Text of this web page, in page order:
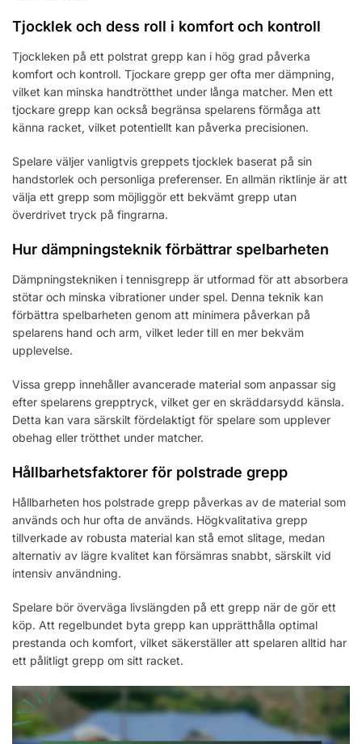
Tjocklek och dess roll i komfort och kontroll
Tjockleken på ett polstrat grepp kan i hög grad påverka
komfort och kontroll. Tjockare grepp ger ofta mer dämpning,
vilket kan minska handtrötthet under långa matcher. Men ett
tjockare grepp kan också begränsa spelarens förmåga att
känna racket, vilket potentiellt kan påverka precisionen.
Spelare väljer vanligtvis greppets tjocklek baserat på sin
handstorlek och personliga preferenser. En allmän riktlinje är att
välja ett grepp som möjliggör ett bekvämt grepp utan
överdrivet tryck på fingrarna.
Hur dämpningsteknik förbättrar spelbarheten
Dämpningstekniken i tennisgrepp är utformad för att absorbera
stötar och minska vibrationer under spel. Denna teknik kan
förbättra spelbarheten genom att minimera påverkan på
spelarens hand och arm, vilket leder till en mer bekväm
upplevelse.
Vissa grepp innehåller avancerade material som anpassar sig
efter spelarens grepptryck, vilket ger en skräddarsydd känsla.
Detta kan vara särskilt fördelaktigt för spelare som upplever
obehag eller trötthet under matcher.
Hållbarhetsfaktorer för polstrade grepp
Hållbarheten hos polstrade grepp påverkas av de material som
används och hur ofta de används. Högkvalitativa grepp
tillverkade av robusta material kan stå emot slitage, medan
alternativ av lägre kvalitet kan försämras snabbt, särskilt vid
intensiv användning.
Spelare bör överväga livslängden på ett grepp när de gör ett
köp. Att regelbundet byta grepp kan upprätthålla optimal
prestanda och komfort, vilket säkerställer att spelaren alltid har
ett pålitligt grepp om sitt racket.